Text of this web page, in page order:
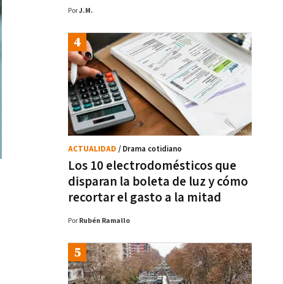
PorJ.M.
Los 10 electrodomésticos que
disparan la boleta de luz y cómo
recortar el gasto a la mitad
ACTUALIDAD / Drama cotidiano
Por Rubén Ramallo